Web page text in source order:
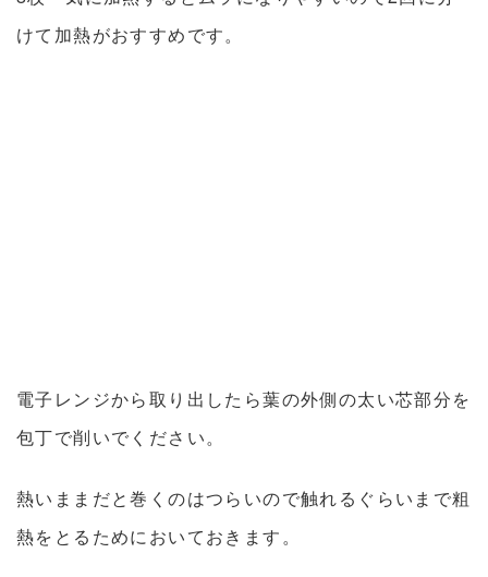
けて加熱がおすすめです。
電子レンジから取り出したら葉の外側の太い芯部分を
包丁で削いでください。
熱いままだと巻くのはつらいので触れるぐらいまで粗
熱をとるためにおいておきます。